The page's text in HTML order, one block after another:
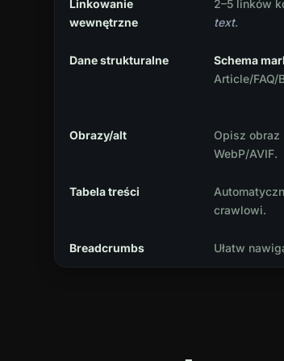
Linkowanie
wewnętrzne
2–5 linków
text.
Dane strukturalne Schema
Article/FAQ/
Obrazy/alt
Opisz obraz
WebP/AVIF.
Tabela treści
crawlowi.
Breadcrumbs Ułatw